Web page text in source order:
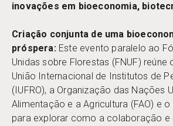
inovações em bioeconomia,
Criação conjunta de uma
próspera:Este evento paralelo ao
Unidas sobre Florestas (FNUF) reúne
União Internacional de Institutos de
(IUFRO), a Organização das Nações
Alimentação e a Agricultura (FAO) e
para explorar como a colaboração e